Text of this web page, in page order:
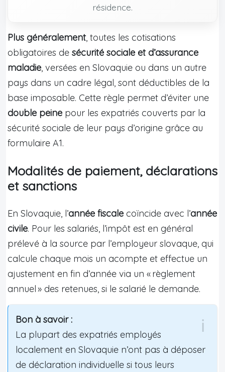
résidence.
Plus généralement, toutes les cotisations
obligatoires de sécurité sociale et d’assurance
maladie, versées en Slovaquie ou dans un autre
pays dans un cadre légal, sont déductibles de la
base imposable. Cette règle permet d’éviter une
double peine pour les expatriés couverts par la
sécurité sociale de leur pays d’origine grâce au
formulaire A1.
Modalités de paiement, déclarations
et sanctions
En Slovaquie, l’année fiscale coïncide avec l’année
civile. Pour les salariés, l’impôt est en général
prélevé à la source par l’employeur slovaque, qui
calcule chaque mois un acompte et effectue un
ajustement en fin d’année via un « règlement
annuel » des retenues, si le salarié le demande.
Bon à savoir :
La plupart des expatriés employés
localement en Slovaquie n’ont pas à déposer
de déclaration individuelle si tous leurs